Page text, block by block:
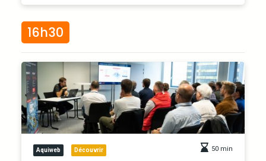
16h30
Aquiweb Découvrir 50 min